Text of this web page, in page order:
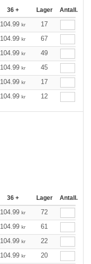
36 + Lager Antall.
104.99 kr
17
104.99 kr
67
104.99 kr
49
104.99 kr
45
104.99 kr
17
104.99 kr 12
36 + Lager Antall.
104.99 kr
72
104.99 kr
61
104.99 kr
22
104.99 kr
20